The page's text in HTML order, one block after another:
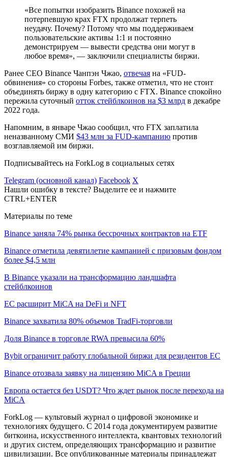
«Все попытки изобразить Binance похожей на
потерпевшую крах FTX продолжат терпеть
неудачу. Почему? Потому что мы поддерживаем
пользовательские активы 1:1 и постоянно
демонстрируем — вывести средства они могут в
любое время», — заключили специалисты биржи.
Ранее CEO Binance Чанпэн Чжао, отвечая на «FUD-
обвинения» со стороны Forbes, также отметил, что не стоит
объединять биржу в одну категорию с FTX. Binance спокойно
пережила суточный отток стейблкоинов на $3 млрд в декабре
2022 года.
Напомним, в январе Чжао сообщил, что FTX заплатила
неназванному СМИ $43 млн за FUD-кампанию против
возглавляемой им биржи.
Подписывайтесь на ForkLog в социальных сетях
Telegram (основной канал) Facebook X
Нашли ошибку в тексте? Выделите ее и нажмите
CTRL+ENTER
Материалы по теме
Binance заняла 74% рынка бессрочных контрактов на ETF
Binance отметила девятилетие кампанией с призовым фондом
более $4,5 млн
В Binance указали на трансформацию ландшафта
стейблкоинов
ЕС расширит MiCA на DeFi и NFT
Binance захватила 80% объемов TradFi-торговли
Доля Binance в торговле RWA превысила 60%
Bybit ограничит работу глобальной биржи для резидентов ЕС
Binance отозвала заявку на лицензию MiCA в Греции
Европа остается без USDT? Что ждет рынок после перехода на
MiCA
ForkLog — культовый журнал о цифровой экономике и
технологиях будущего. С 2014 года документируем развитие
биткоина, искусственного интеллекта, квантовых технологий
и других систем, определяющих трансформацию и развитие
цивилизации. Все опубликованные материалы принадлежат